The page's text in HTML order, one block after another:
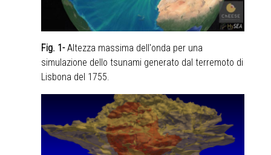
Fig. 1-Altezza massima dell'onda per una
simulazione dello tsunami generato dal terremoto di
Lisbona del 1755.